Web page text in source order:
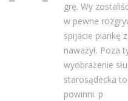
grę. Wy
w pewne
spijacie piankę
naważył. Poza
wyobrażenie
starosądecka
powinni. p